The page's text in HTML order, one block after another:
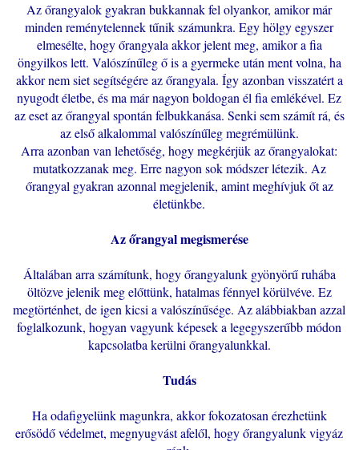
Az őrangyalok gyakran bukkannak fel olyankor, amikor már
minden reménytelennek tűnik számunkra. Egy hölgy egyszer
elmesélte, hogy őrangyala akkor jelent meg, amikor a fia
öngyilkos lett. Valószínűleg ő is a gyermeke után ment volna, ha
akkor nem siet segítségére az őrangyala. Így azonban visszatért a
nyugodt életbe, és ma már nagyon boldogan él fia emlékével. Ez
az eset az őrangyal spontán felbukkanása. Senki sem számít rá, és
az első alkalommal valószínűleg megrémülünk.
Arra azonban van lehetőség, hogy megkérjük az őrangyalokat:
mutatkozzanak meg. Erre nagyon sok módszer létezik. Az
őrangyal gyakran azonnal megjelenik, amint meghívjuk őt az
életünkbe.
Az őrangyal megismerése
Általában arra számítunk, hogy őrangyalunk gyönyörű ruhába
öltözve jelenik meg előttünk, hatalmas fénnyel körülvéve. Ez
megtörténhet, de igen kicsi a valószínűsége. Az alábbiakban azzal
foglalkozunk, hogyan vagyunk képesek a legegyszerűbb módon
kapcsolatba kerülni őrangyalunkkal.
Tudás
Ha odafigyelünk magunkra, akkor fokozatosan érezhetünk
erősödő védelmet, megnyugvást afelől, hogy őrangyalunk vigyáz